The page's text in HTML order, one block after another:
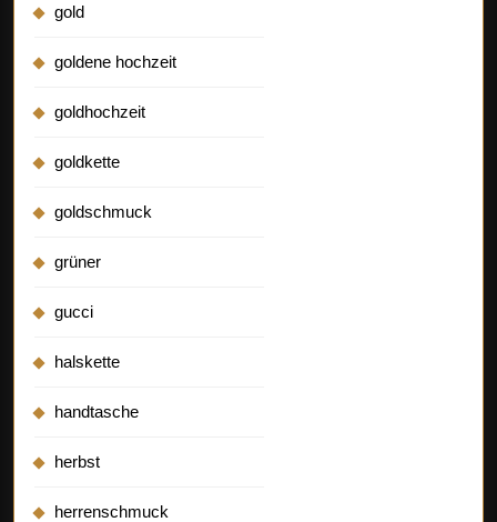
gold
goldene hochzeit
goldhochzeit
goldkette
goldschmuck
grüner
gucci
halskette
handtasche
herbst
herrenschmuck